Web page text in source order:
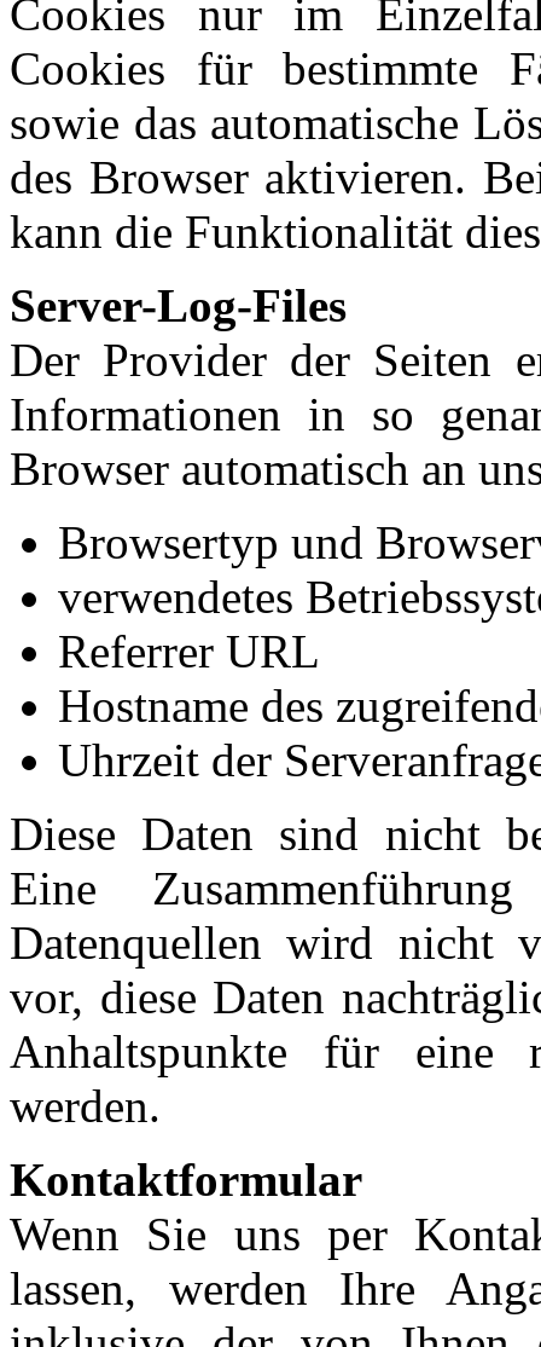
Cookies nur im
Cookies für bestimmte
sowie das automatische
des Browser aktivieren.
kann die Funktionalität
Server-Log-Files
Der Provider der Seiten
Informationen in so
Browser automatisch an
Browsertyp und
verwendetes
Referrer URL
Hostname des
Uhrzeit der
Diese Daten sind nicht
Eine
Datenquellen wird nicht
vor, diese Daten
Anhaltspunkte für eine
werden.
Kontaktformular
Wenn Sie uns per
lassen, werden Ihre